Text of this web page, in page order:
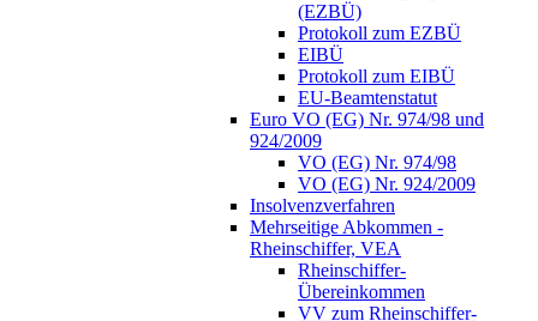
(EZBÜ)
Protokoll zum EZBÜ
EIBÜ
Protokoll zum EIBÜ
EU-Beamtenstatut
Euro VO (EG) Nr. 974/98 und
924/2009
VO (EG) Nr. 974/98
VO (EG) Nr. 924/2009
Insolvenzverfahren
Mehrseitige Abkommen -
Rheinschiffer, VEA
Rheinschiffer-
Übereinkommen
VV zum Rheinschiffer-